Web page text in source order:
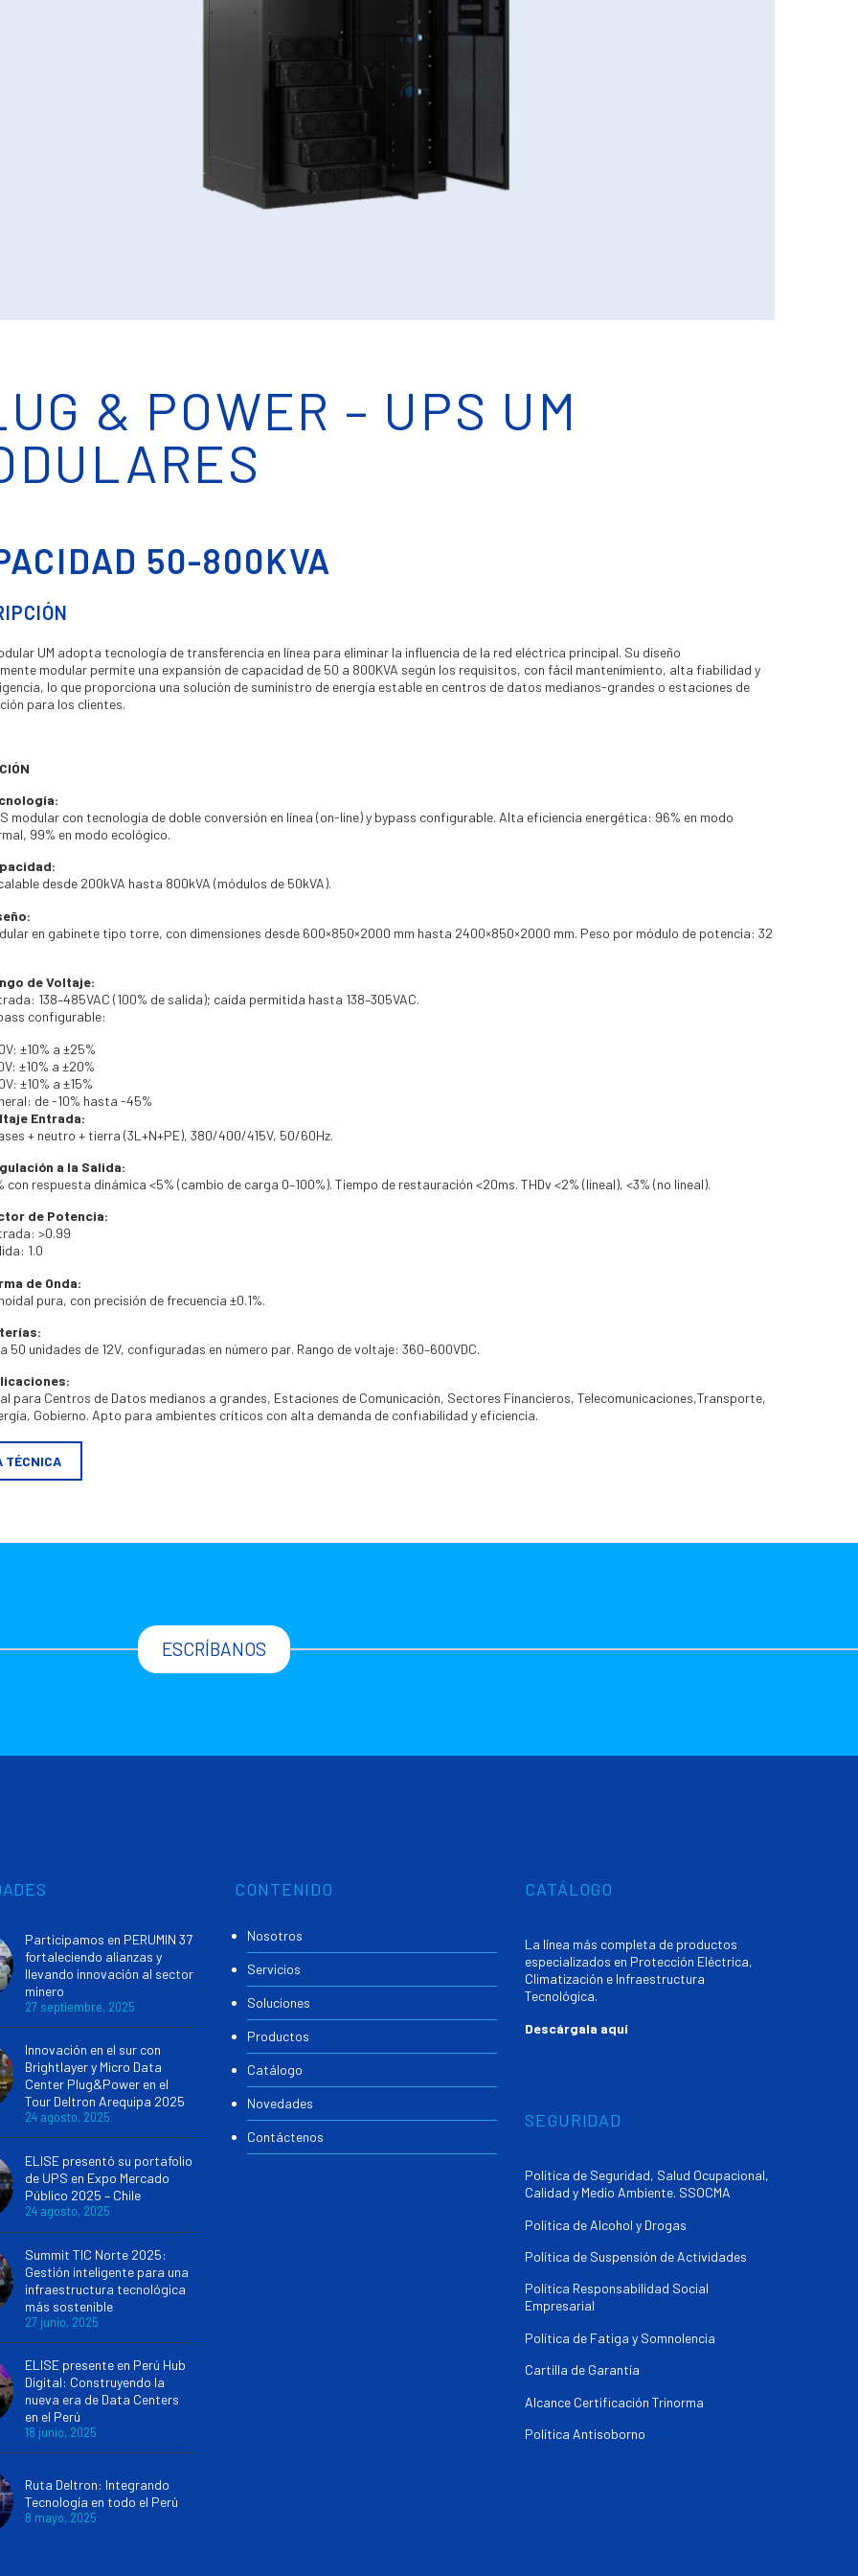
& POWER – UPS UM
50-800KVA
UM adopta tecnología de transferencia en línea para eliminar la influencia de la red eléctrica principal. Su diseño
modular permite una expansión de capacidad de 50 a 800KVA según los requisitos, con fácil mantenimiento, alta fiabilidad y
lo que proporciona una solución de suministro de energía estable en centros de datos medianos-grandes o estaciones de
para los clientes.
modular con tecnología de doble conversión en línea (on-line) y bypass configurable. Alta eficiencia energética: 96% en modo
99% en modo ecológico.
desde 200kVA hasta 800kVA (módulos de 50kVA).
en gabinete tipo torre, con dimensiones desde 600×850×2000 mm hasta 2400×850×2000 mm. Peso por módulo de potencia: 32
de Voltaje:
138–485VAC (100% de salida); caída permitida hasta 138–305VAC.
configurable:
±10% a ±25%
±10% a ±20%
±10% a ±15%
de -10% hasta -45%
Entrada:
+ neutro + tierra (3L+N+PE), 380/400/415V, 50/60Hz.
a la Salida:
con respuesta dinámica <5% (cambio de carga 0–100%). Tiempo de restauración <20ms. THDv <2% (lineal), <3% (no lineal).
de Potencia:
>0.99
1.0
de Onda:
pura, con precisión de frecuencia ±0.1%.
50 unidades de 12V, configuradas en número par. Rango de voltaje: 360–600VDC.
para Centros de Datos medianos a grandes, Estaciones de Comunicación, Sectores Financieros, Telecomunicaciones,Transporte,
Gobierno. Apto para ambientes críticos con alta demanda de confiabilidad y eficiencia.
TÉCNICA
ESCRÍBANOS
Participamos en PERUMIN 37
fortaleciendo alianzas y
llevando innovación al sector
minero
27 septiembre, 2025
Innovación en el sur con
Brightlayer y Micro Data
Center Plug&Power en el
Tour Deltron Arequipa 2025
24 agosto, 2025
ELISE presentó su portafolio
de UPS en Expo Mercado
Público 2025 – Chile
24 agosto, 2025
Summit TIC Norte 2025:
Gestión inteligente para una
infraestructura tecnológica
más sostenible
27 junio, 2025
ELISE presente en Perú Hub
Digital: Construyendo la
nueva era de Data Centers
en el Perú
18 junio, 2025
Ruta Deltron: Integrando
Tecnología en todo el Perú
8 mayo, 2025
CONTENIDO
Nosotros
Servicios
Soluciones
Productos
Catálogo
Novedades
Contáctenos
CATÁLOGO
La línea más completa de productos
especializados en Protección Eléctrica,
Climatización e Infraestructura
Tecnológica.
Descárgala aquí
SEGURIDAD
Política de Seguridad, Salud Ocupacional,
Calidad y Medio Ambiente. SSOCMA
Política de Alcohol y Drogas
Política de Suspensión de Actividades
Política Responsabilidad Social
Empresarial
Política de Fatiga y Somnolencia
Cartilla de Garantía
Alcance Certificación Trinorma
Política Antisoborno